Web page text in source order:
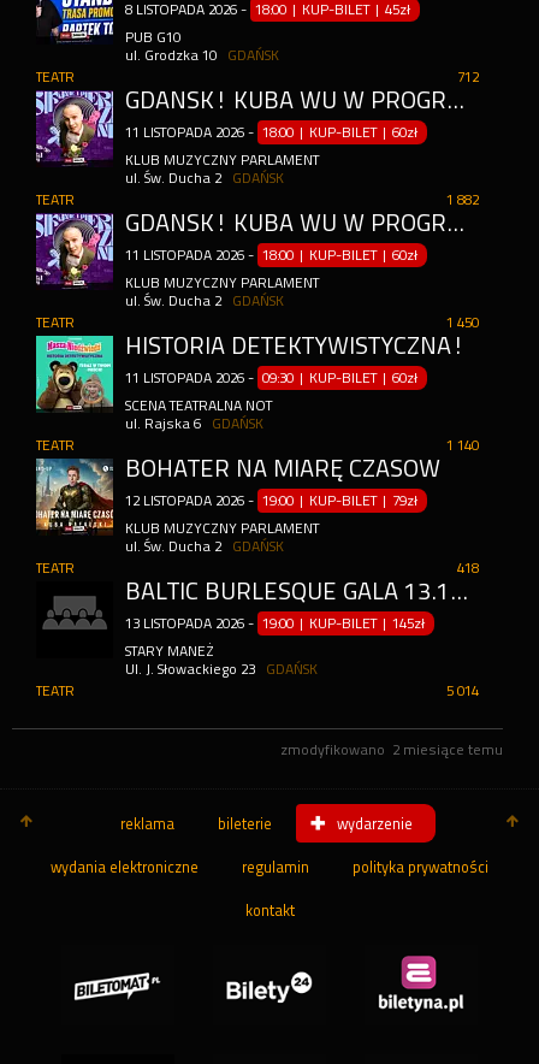
8 LISTOPADA 2026 - 18:00 | KUP-BILET |45zł
PUB G10
ul. Grodzka 10
GDAŃSK
712
TEATR
GDAŃSK! KUBA WU W PROGRAMIE "SIKANIE I PIERDZENIE" | STAND-UP
11 LISTOPADA 2026 - 18:00 | KUP-BILET |60zł
KLUB MUZYCZNY PARLAMENT
ul. Św. Ducha 2
GDAŃSK
1 882
TEATR
GDAŃSK! KUBA WU W PROGRAMIE "SIKANIE I PIERDZENIE" | STAND-UP
11 LISTOPADA 2026 - 18:00 | KUP-BILET |60zł
KLUB MUZYCZNY PARLAMENT
ul. Św. Ducha 2
GDAŃSK
1 450
TEATR
HISTORIA DETEKTYWISTYCZNA!
11 LISTOPADA 2026 - 09:30 | KUP-BILET |60zł
SCENA TEATRALNA NOT
ul. Rajska 6
GDAŃSK
1 140
TEATR
BOHATER NA MIARĘ CZASÓW
12 LISTOPADA 2026 - 19:00 | KUP-BILET | 79zł
KLUB MUZYCZNY PARLAMENT
ul. Św. Ducha 2
GDAŃSK
418
TEATR
BALTIC BURLESQUE GALA 13.11.2026 GDAŃSK DAY 1 NEOBURLESQUE
13 LISTOPADA 2026 - 19:00 | KUP-BILET |145zł
STARY MANEŻ
Ul. J. Słowackiego 23
GDAŃSK
5 014
TEATR
zmodyfikowano 2 miesiące temu
reklama bileterie wydarzenie
wydania elektroniczne regulamin polityka prywatności
kontakt